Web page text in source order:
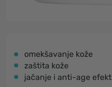
omekšavanje kože
zaštita kože
jačanje i anti-age efekt